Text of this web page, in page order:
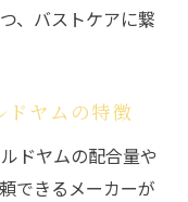
、バストケアに繋
ドヤムの特徴
ドヤムの配合量や
できるメーカーが